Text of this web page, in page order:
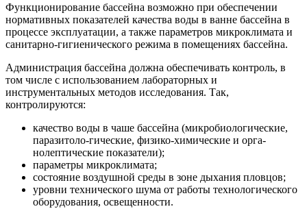
Функционирование бассейна возможно при обеспечении
нормативных показателей качества воды в ванне бассейна в
процессе эксплуатации, а также параметров микроклимата и
санитарно-гигиенического режима в помещениях бассейна.
Администрация бассейна должна обеспечивать контроль, в
том числе с использованием лабораторных и
инструментальных методов исследования. Так,
контролируются:
качество воды в чаше бассейна (микробиологические,
паразитоло-гические, физико-химические и орга-
нолептические показатели);
параметры микроклимата;
состояние воздушной среды в зоне дыхания пловцов;
уровни технического шума от работы технологического
оборудования, освещенности.